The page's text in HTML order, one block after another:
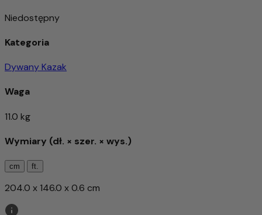
Niedostępny
Kategoria
Dywany Kazak
Waga
11.0 kg
Wymiary (dł. × szer. × wys.)
cm ft.
204.0 x 146.0 x 0.6 cm